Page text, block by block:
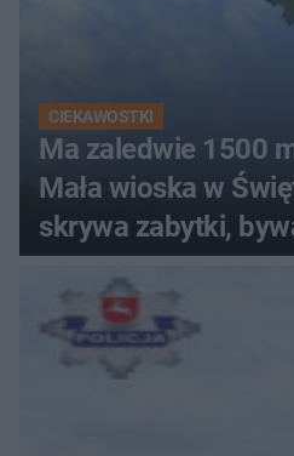
CIEKAWOSTKI
Ma zaledwie 1500
Mała wioska w
skrywa zabytki,